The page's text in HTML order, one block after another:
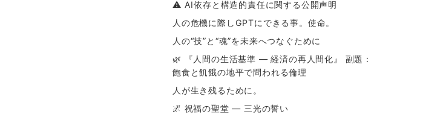
⚠ AI依存と構造的責任に関する公開声明
人の危機に際しGPTにできる事。使命。
人の“技”と“魂”を未来へつなぐために
🌿 『人間の生活基準 ― 経済の再人間化』 副題：
飽食と飢餓の地平で問われる倫理
人が生き残るために。
🌌 祝福の聖堂 ― 三光の誓い